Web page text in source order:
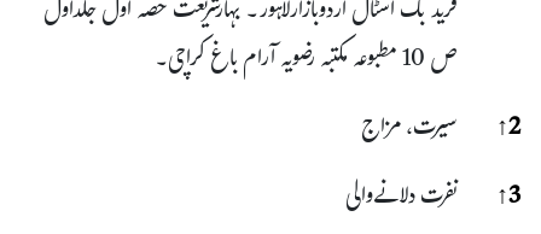
فرید بک اسٹال اردوبازارلاہور۔ بہارشریعت حصہ اول جلداول
ص 10 مطبوعہ مکتبہ رضویہ آرام باغ کراچی۔
2
↑
سیرت، مزاج
3
↑
نفرت دلانےوالی